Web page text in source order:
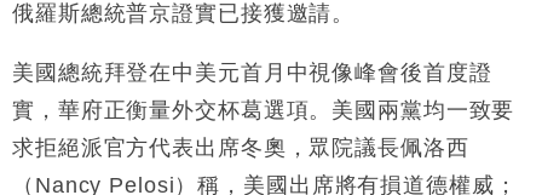
俄羅斯總統普京證實已接獲邀請。
美國總統拜登在中美元首月中視像峰會後首度證
實，華府正衡量外交杯葛選項。美國兩黨均一致要
求拒絕派官方代表出席冬奧，眾院議長佩洛西
（Nancy Pelosi）稱，美國出席將有損道德權威；